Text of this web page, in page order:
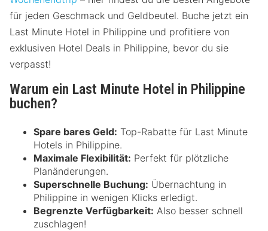
für jeden Geschmack und Geldbeutel. Buche jetzt ein
Last Minute Hotel in Philippine und profitiere von
exklusiven Hotel Deals in Philippine, bevor du sie
verpasst!
Warum ein Last Minute Hotel in Philippine
buchen?
Spare bares Geld: Top-Rabatte für Last Minute
Hotels in Philippine.
Maximale Flexibilität: Perfekt für plötzliche
Planänderungen.
Superschnelle Buchung: Übernachtung in
Philippine in wenigen Klicks erledigt.
Begrenzte Verfügbarkeit: Also besser schnell
zuschlagen!